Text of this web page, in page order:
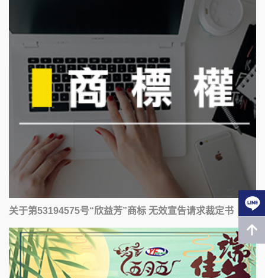
关于第53194575号“欣益芳”商标 无效宣告请求裁定书